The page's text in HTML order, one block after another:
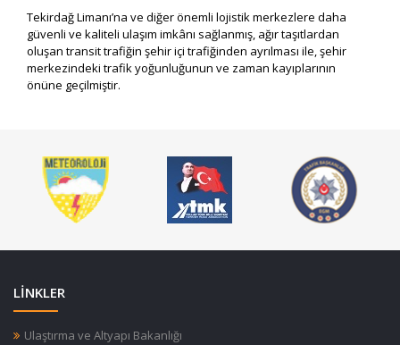
Tekirdağ Limanı’na ve diğer önemli lojistik merkezlere daha
güvenli ve kaliteli ulaşım imkânı sağlanmış, ağır taşıtlardan
oluşan transit trafiğin şehir içi trafiğinden ayrılması ile, şehir
merkezindeki trafik yoğunluğunun ve zaman kayıplarının
önüne geçilmiştir.
LİNKLER
Ulaştırma ve Altyapı Bakanlığı